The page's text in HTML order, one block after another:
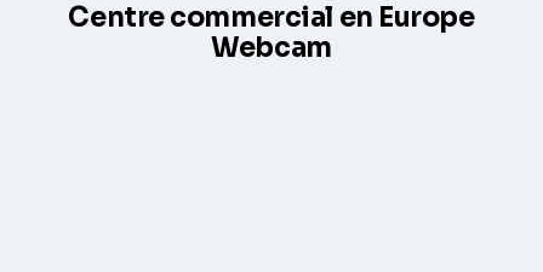
Centre commercial en Europe
Webcam